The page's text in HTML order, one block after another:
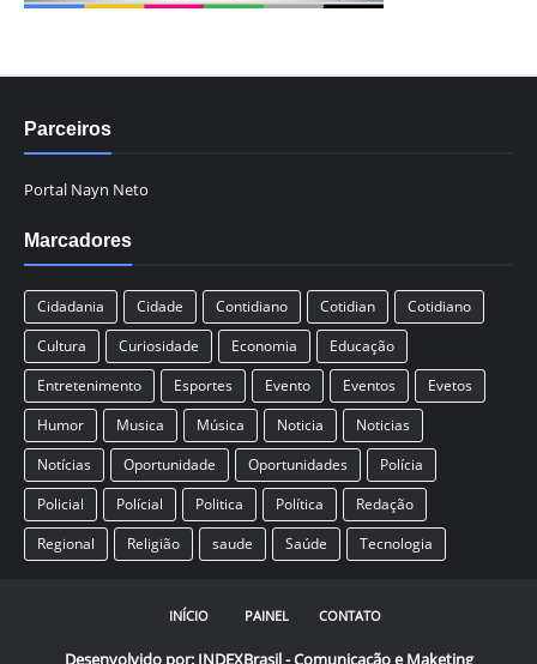
Parceiros
Portal Nayn Neto
Marcadores
Cidadania Cidade Contidiano Cotidian
Cotidiano
Cultura
Curiosidade Economia
Educação
Entretenimento
Esportes Evento Eventos
Evetos
Humor
Musica Música Noticia
Noticias
Notícias
Oportunidade Oportunidades
Polícia
Policial
Polícial Politica Política
Redação
Regional
Religião saude Saúde Tecnologia
INÍCIO PAINEL CONTATO
Desenvolvido por: INDEXBrasil - Comunicação e Maketing